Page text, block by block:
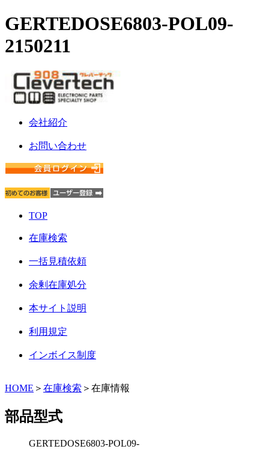
GERTEDOSE6803-POL09-
2150211
会社紹介
お問い合わせ
TOP
在庫検索
一括見積依頼
余剰在庫処分
本サイト説明
利用規定
インボイス制度
HOME ＞ 在庫検索 ＞在庫情報
部品型式
GERTEDOSE6803-POL09-